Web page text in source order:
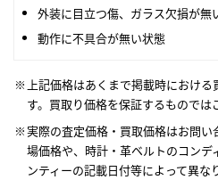
外装に目立つ傷、ガラス欠損が無
動作に不具合が無い状態
上記価格はあくまで掲載時におけ
す。買取り価格を保証するものでは
実際の査定価格・買取価格はお問
場価格や、時計・革ベルトのコン
ンティーの記載日付等によって異な